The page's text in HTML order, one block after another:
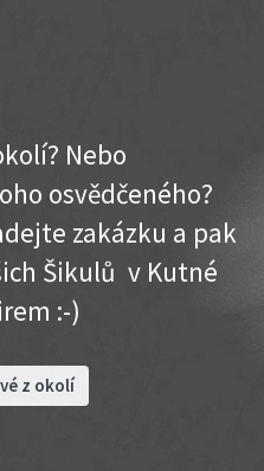
Nebo
osvědčeného?
zakázku a pak
Šikulů v Kutné
:-)
z okolí